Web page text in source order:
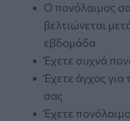
Ο πονόλαιμος
βελτιώνεται
εβδομάδα
Έχετε συχνά
Έχετε άγχος για
σας
Έχετε